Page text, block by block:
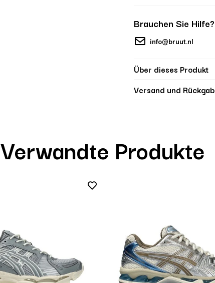
Brauchen Sie
info@bruut.nl
Über dieses Produkt
Versand und
Verwandte Produkte